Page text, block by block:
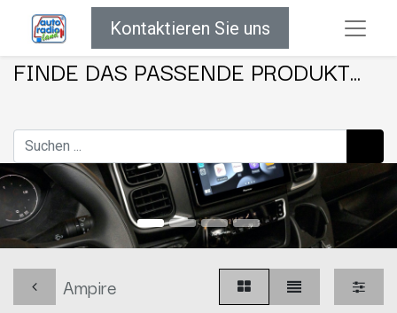
Kontaktieren Sie uns
FINDE DAS PASSENDE PRODUKT...
Ampire